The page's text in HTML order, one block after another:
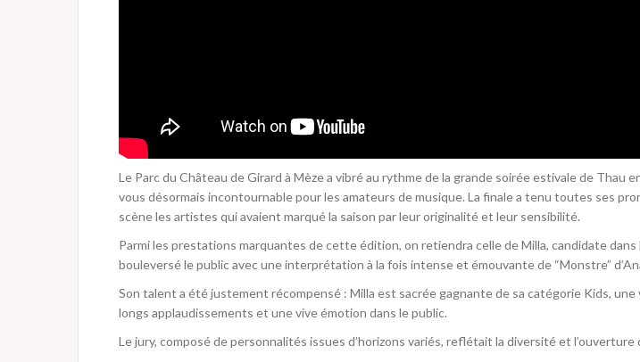
Le Parc du Château de Girard à Mèze a vibré au rythme de la grande soirée estivale de Thau
vous désormais incontournable pour les amateurs de musique. La finale a tenu toutes ses
scène les artistes qui avaient marqué la saison par leur originalité et leur sensibilité.
Parmi les prestations marquantes de cette édition, on retiendra celle de Milla, candidate dans
bouleversé le public avec une interprétation à la fois intense et émouvante de “Monstre”
Son talent a été justement récompensé : Milla est sacrée gagnante de sa catégorie Kids, une
longs applaudissements et une vive émotion dans le public.
Le jury, composé de personnalités issues d’horizons variés, reflétait la diversité et l’ouverture